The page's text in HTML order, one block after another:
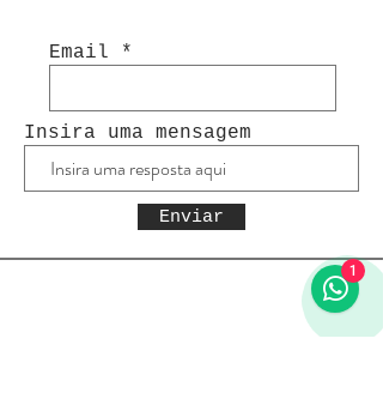
Email
Insira uma mensagem
Enviar
1